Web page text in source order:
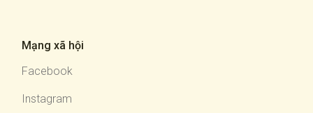
Mạng xã hội
Facebook
Instagram